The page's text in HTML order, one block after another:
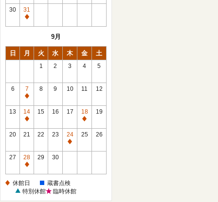
館
日
30
31
休
9月
日 月 火 水 木 金 土
1 2 3 4 5
6
7
休
館
日
8 9 10 11 12
13
14
休
館
15 16 17
18
休
館
19
20 21 22 23
24
休
25 26
27
28
休
日
29 30
休館日
蔵書点検
特別休館
臨時休館